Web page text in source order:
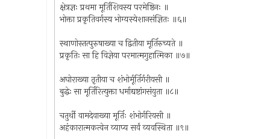
क्षेत्रज्ञः प्रथमा मूर्तिशिवस्य परमेष्ठिनः ॥
भोक्ता प्रकृतिवर्गस्य भोग्यस्येशानसंज्ञितः ॥६॥
स्थाणोस्तत्पुरुषाख्या च द्वितीया मूर्तिरुच्यते ॥
प्रकृतिः सा हि विज्ञेया परमात्मगुहात्मिका ॥७॥
अघोराख्या तृतीया च शंभोर्मूर्तिर्गरीयसी ॥
बुद्धेः सा मूर्तिरित्युक्ता धर्माद्यष्टांगसंयुता ॥८॥
चतुर्थी वामदेवाख्या मूर्तिः शंभोर्गरियसी ॥
अहंकारात्मकत्वेन व्याप्य सर्वं व्यवस्थिता ॥९॥